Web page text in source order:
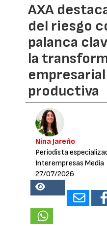
AXA
del riesgo
palanca
la
empresarial
productiva
Nina Jareño
Periodista
Interempresas Media
27/07/2026
15080